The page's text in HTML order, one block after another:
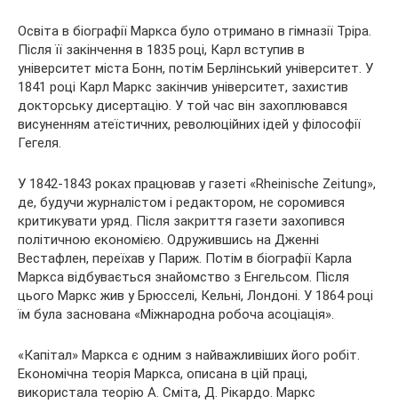
Освіта в біографії Маркса було отримано в гімназії Тріра.
Після її закінчення в 1835 році, Карл вступив в
університет міста Бонн, потім Берлінський університет. У
1841 році Карл Маркс закінчив університет, захистив
докторську дисертацію. У той час він захоплювався
висуненням атеїстичних, революційних ідей у філософії
Гегеля.
У 1842-1843 роках працював у газеті «Rheinische Zeitung»,
де, будучи журналістом і редактором, не соромився
критикувати уряд. Після закриття газети захопився
політичною економією. Одружившись на Дженні
Вестафлен, переїхав у Париж. Потім в біографії Карла
Маркса відбувається знайомство з Енгельсом. Після
цього Маркс жив у Брюсселі, Кельні, Лондоні. У 1864 році
їм була заснована «Міжнародна робоча асоціація».
«Капітал» Маркса є одним з найважливіших його робіт.
Економічна теорія Маркса, описана в цій праці,
використала теорію А. Сміта, Д. Рікардо. Маркс